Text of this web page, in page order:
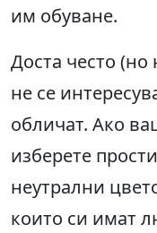
им обуване.
Доста често
не се
обличат. Ако
изберете
неутрални
които си имат